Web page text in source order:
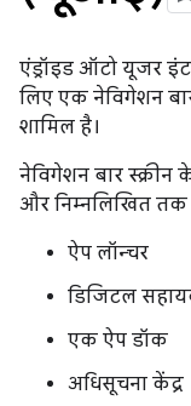
एंड्रॉइड ऑटो यूजर
लिए एक नेविगेशन
शामिल है।
नेविगेशन बार स्क्रीन
और निम्नलिखित तक
ऐप लॉन्चर
डिजिटल
एक ऐप डॉक
अधिसूचना केंद्र